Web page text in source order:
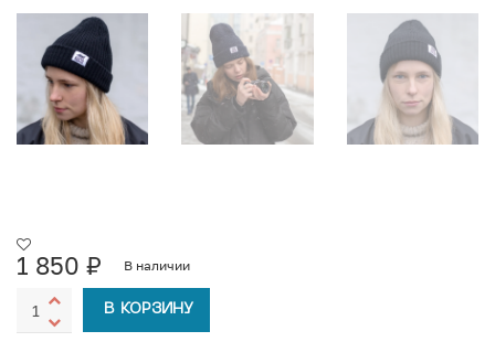
1 850 ₽ В наличии
В КОРЗИНУ